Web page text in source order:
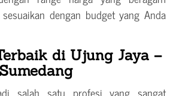
dengan budget yang Anda
di Ujung Jaya –
Sumedang